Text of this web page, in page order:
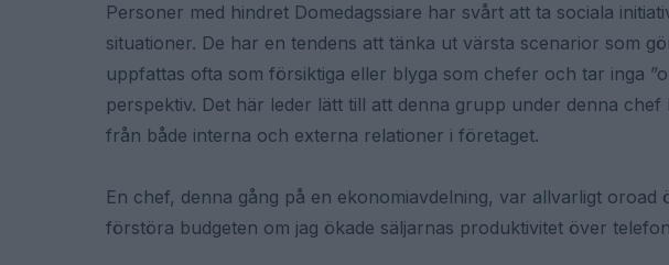
Personer med hindret Domedagssiare har svårt att ta sociala
situationer. De har en tendens att tänka ut värsta scenarior som
uppfattas ofta som försiktiga eller blyga som chefer och tar inga
perspektiv. Det här leder lätt till att denna grupp under denna
från både interna och externa relationer i företaget.
En chef, denna gång på en ekonomiavdelning, var allvarligt
förstöra budgeten om jag ökade säljarnas produktivitet över